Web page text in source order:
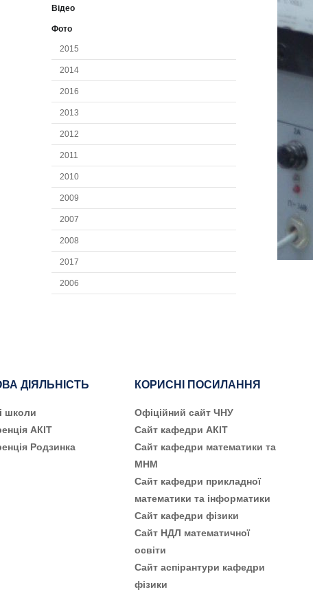
Відео
Фото
2015
2014
2016
2013
2012
2011
2010
2009
2007
2008
2017
2006
ДІЯЛЬНІСТЬ
школи
АКІТ
Родзинка
КОРИСНІ ПОСИЛАННЯ
Офіційний сайт ЧНУ
Сайт кафедри АКІТ
Сайт кафедри математики та
МНМ
Сайт кафедри прикладної
математики та інформатики
Сайт кафедри фізики
Сайт НДЛ математичної
освіти
Сайт аспірантури кафедри
фізики